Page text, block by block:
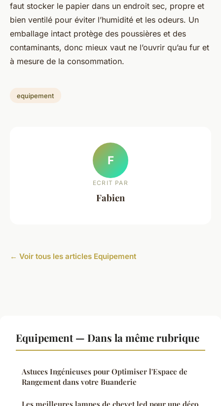
faut stocker le papier dans un endroit sec, propre et
bien ventilé pour éviter l’humidité et les odeurs. Un
emballage intact protège des poussières et des
contaminants, donc mieux vaut ne l’ouvrir qu’au fur et
à mesure de la consommation.
equipement
F
ECRIT PAR
Fabien
← Voir tous les articles Equipement
Equipement — Dans la même rubrique
Astuces Ingénieuses pour Optimiser l'Espace de
Rangement dans votre Buanderie
Les meilleures lampes de chevet led pour une déco